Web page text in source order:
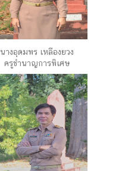
นางอุดมพร เหลืองยวง
ครูชำนาญการพิเศษ